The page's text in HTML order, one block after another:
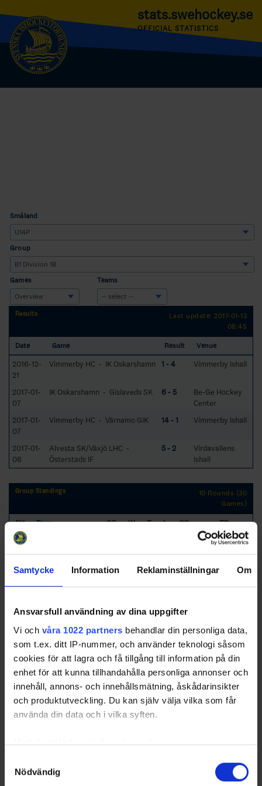
Samtycke Information Reklaminställningar Om
Ansvarsfull användning av dina uppgifter
Vi och våra 1022 partners behandlar din personliga data,
som t.ex. ditt IP-nummer, och använder teknologi såsom
cookies för att lagra och få tillgång till information på din
enhet för att kunna tillhandahålla personliga annonser och
innehåll, annons- och innehållsmätning, åskådarinsikter
och produktutveckling. Du kan själv välja vilka som får
använda din data och i vilka syften.
Med din tillåtelse skulle vi även vilja:
kan ha en noggrannhet på upp till flera meter
Nödvändig
stats.swehockey.se
OFFICIAL STATISTICS
Småland
Group
Games Teams
Results
Last update: 2017-01-13
08:45
Date Game Result Venue
2016-12-
21
Vimmerby HC - IK Oskarshamn 1 - 4 Vimmerby Ishall
2017-01-
07
IK Oskarshamn - Gislaveds SK 6 - 5
Be-Ge Hockey
Center
2017-01-
07
Vimmerby HC - Värnamo GIK 14 - 1 Vimmerby Ishall
2017-01-
08
Alvesta SK/Växjö LHC -
Österstads IF
5 - 2
Virdavallens
Ishall
Group Standings
10 Rounds (30
Games)
RK Team GP W T L GD
TP
1
30
10 6
5
Alvesta SK/Växjö
LHC
10 2 2 6 -9 8
6 Värnamo GIK 10 0 1 9 -55 1
och statistik för samtliga ishockeyserier som spelas i